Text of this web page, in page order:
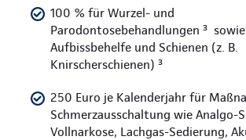
100 % für Wurzel- und
Parodontosebehandlungen ³
Aufbissbehelfe und Schienen (z. B.
Knirscherschienen) ³
250 Euro je Kalenderjahr für
Schmerzausschaltung wie Analgo-
Vollnarkose, Lachgas-Sedierung,